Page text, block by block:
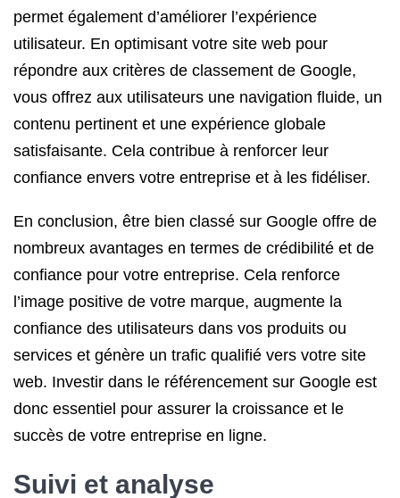
permet également d’améliorer l’expérience
utilisateur. En optimisant votre site web pour
répondre aux critères de classement de Google,
vous offrez aux utilisateurs une navigation fluide, un
contenu pertinent et une expérience globale
satisfaisante. Cela contribue à renforcer leur
confiance envers votre entreprise et à les fidéliser.
En conclusion, être bien classé sur Google offre de
nombreux avantages en termes de crédibilité et de
confiance pour votre entreprise. Cela renforce
l’image positive de votre marque, augmente la
confiance des utilisateurs dans vos produits ou
services et génère un trafic qualifié vers votre site
web. Investir dans le référencement sur Google est
donc essentiel pour assurer la croissance et le
succès de votre entreprise en ligne.
Suivi et analyse